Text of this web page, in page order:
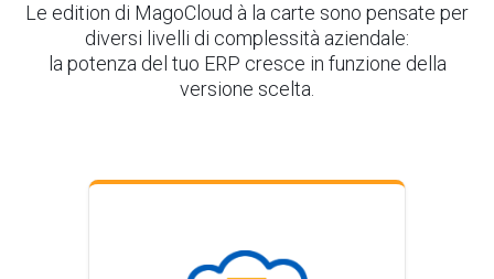
Le edition di MagoCloud à la carte sono pensate per
diversi livelli di complessità aziendale:
la potenza del tuo ERP cresce in funzione della
versione scelta.